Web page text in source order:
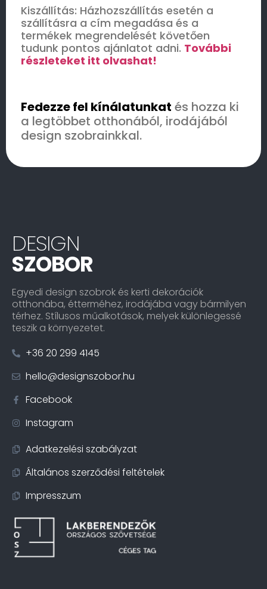
Kiszállítás: Házhozszállítás esetén a
szállításra a cím megadása és a
termékek megrendelését követően
tudunk pontos ajánlatot adni. További
részleteket itt olvashat!
Fedezze fel kínálatunkat és hozza ki
a legtöbbet otthonából, irodájából
design szobrainkkal.
DESIGN
SZOBOR
Egyedi design szobrok és kerti dekorációk
otthonába, étterméhez, irodájába vagy bármilyen
térhez. Stílusos műalkotások, melyek különlegessé
teszik a környezetet.
+36 20 299 4145
hello@designszobor.hu
Facebook
Instagram
Adatkezelési szabályzat
Általános szerződési feltételek
Impresszum